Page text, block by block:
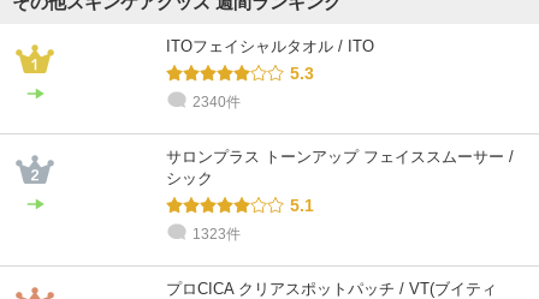
ITOフェイシャルタオル / ITO
5.3
2340件
サロンプラス トーンアップ フェイススムーサー /
シック
5.1
1323件
プロCICA クリアスポットパッチ / VT(ブイティ